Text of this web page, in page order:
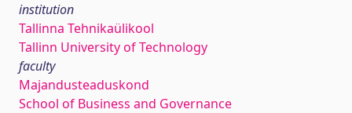
institution
Tallinna Tehnikaülikool
Tallinn University of Technology
faculty
Majandusteaduskond
School of Business and Governance